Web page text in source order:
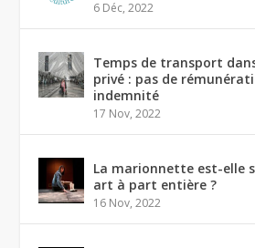
6 Déc, 2022
Temps de transport
privé : pas de
indemnité
17 Nov, 2022
La marionnette est-elle
art à part entière ?
16 Nov, 2022